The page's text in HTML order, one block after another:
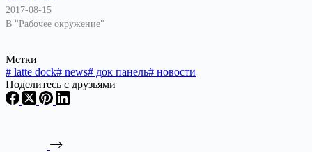
2017-08-15
В "Рабочее окружение"
Метки
# latte dock# news# док панель# новости
Поделитесь с друзьями